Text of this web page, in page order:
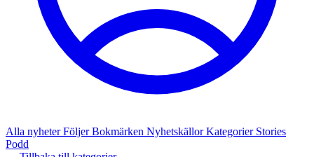
Alla nyheterFöljerBokmärken NyhetskällorKategorier Stories
Podd